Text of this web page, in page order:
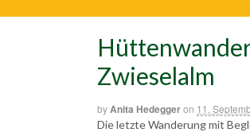
Zwieselalm
byAnita Hedeggeron 11.
Die letzte Wanderung mit